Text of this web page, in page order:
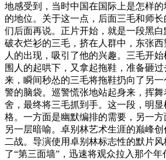
地感受到，当时中国在国际上是怎样
的地位。关于这一点，后面三毛和师
们后面再说。正片开始，就是一段黑
破衣烂衫的三毛，挤在人群中，东张
人的出现，吸引了他的兴趣。三毛开
围人的起哄下，又拿起拖鞋，准备砸
来，瞬间秒怂的三毛将拖鞋扔向了另
警的脑袋。巡警慌张地站起身来，挥
舍，最终将三毛抓到手。这一段，明
格。一方面是幽默编排的需要，另一
另一层暗喻。卓别林艺术生涯的巅峰
二战。导演使用卓别林标志性的默片
了“第三面墙”，迅速将观众拉入那个